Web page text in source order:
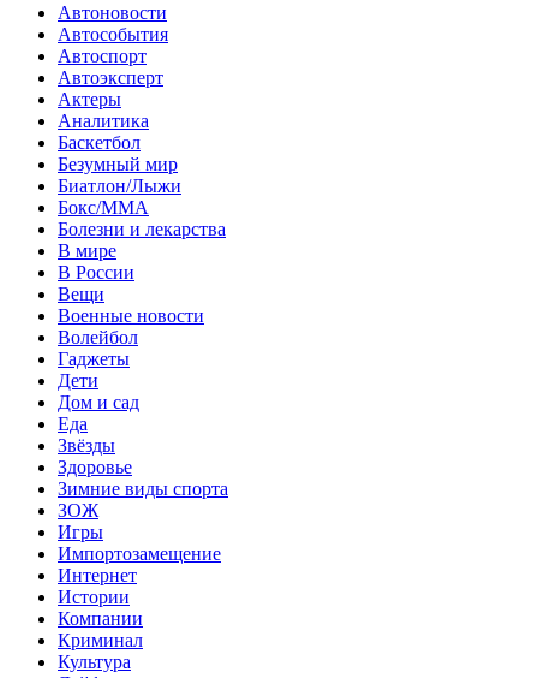
Автоновости
Автособытия
Автоспорт
Автоэксперт
Актеры
Аналитика
Баскетбол
Безумный мир
Биатлон/Лыжи
Бокс/MMA
Болезни и лекарства
В мире
В России
Вещи
Военные новости
Волейбол
Гаджеты
Дети
Дом и сад
Еда
Звёзды
Здоровье
Зимние виды спорта
ЗОЖ
Игры
Импортозамещение
Интернет
Истории
Компании
Криминал
Культура